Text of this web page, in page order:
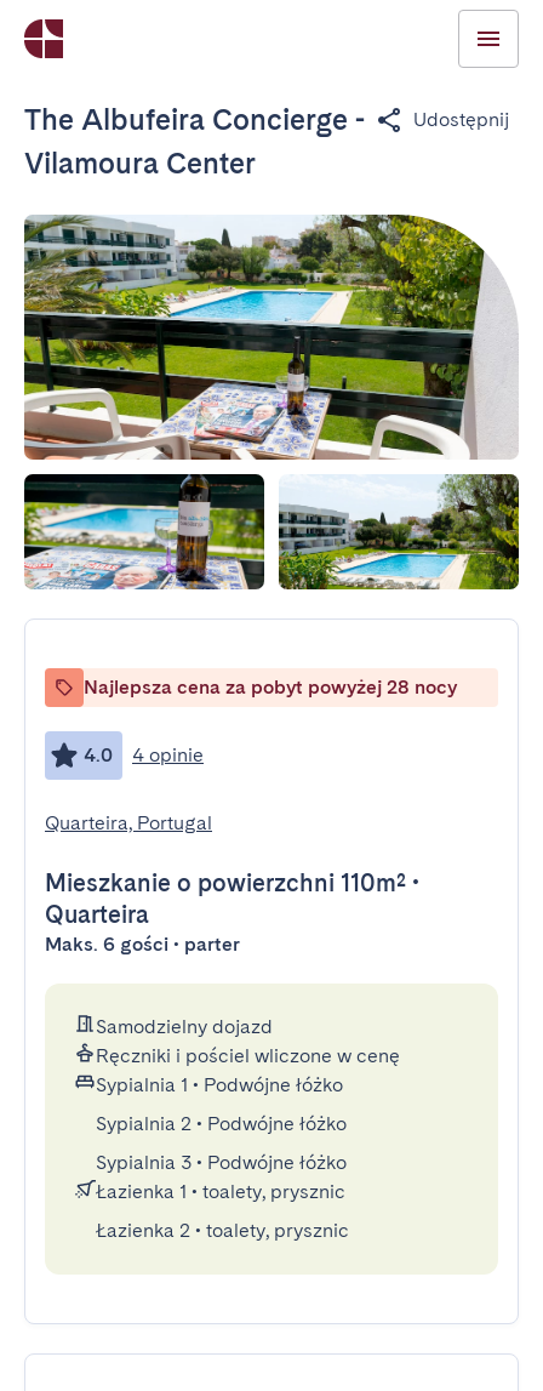
The Albufeira Concierge -
Vilamoura Center
Udostępnij
Najlepsza cena za pobyt powyżej 28 nocy
4.0 4 opinie
Quarteira, Portugal
Mieszkanie o powierzchni 110m² •
Quarteira
Maks. 6 gości • parter
Samodzielny dojazd
Ręczniki i pościel wliczone w cenę
Sypialnia 1 • Podwójne łóżko
Sypialnia 2 • Podwójne łóżko
Sypialnia 3 • Podwójne łóżko
Łazienka 1 • toalety, prysznic
Łazienka 2 • toalety, prysznic